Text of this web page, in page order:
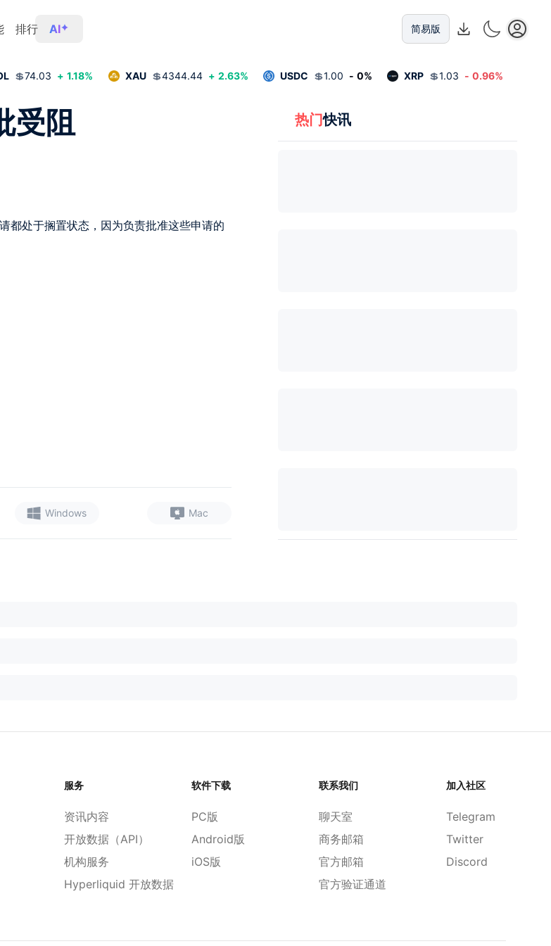
排行 AI 简易版
💲74.03 + 1.18% XAU 💲4344.44 + 2.63% USDC 💲1.00 - 0% XRP 💲1.03 - 0.96%
受阻
都处于搁置状态，因为负责批准这些申请的
Windows Mac
热门快讯
服务
资讯内容
开放数据（API）
机构服务
Hyperliquid 开放数据
软件下载
PC版
Android版
iOS版
联系我们
聊天室
商务邮箱
官方邮箱
官方验证通道
加入社区
Telegram
Twitter
Discord